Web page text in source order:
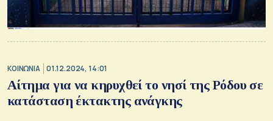
ΚΟΙΝΩΝΙΑ 01.12.2024, 14:01
Αίτημα για να κηρυχθεί το νησί της Ρόδου σε
κατάσταση έκτακτης ανάγκης